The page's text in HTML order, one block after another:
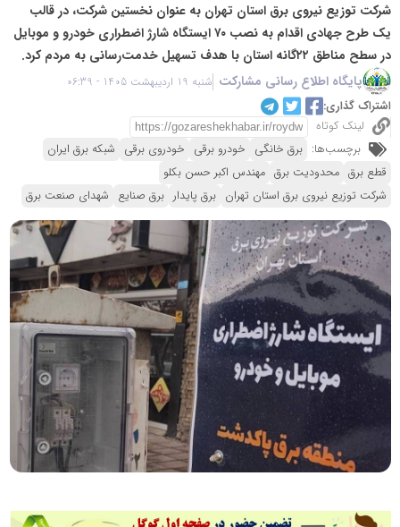
شرکت توزیع نیروی برق استان تهران به عنوان نخستین شرکت، در قالب
یک طرح جهادی اقدام به نصب ۷۰ ایستگاه شارژ اضطراری خودرو و موبایل
در سطح مناطق ۲۲گانه استان با هدف تسهیل خدمت‌رسانی به مردم کرد.
پایگاه اطلاع رسانی مشارکت شنبه 19 اردیبهشت 1405 - 06:39
اشتراک گذاری:
لینک کوتاه
برچسب‌ها: برق خانگی خودرو برقی خودروی برقی شبکه برق ایران
قطع برق محدودیت برق مهندس اکبر حسن بکلو
شرکت توزیع نیروی برق استان تهران برق پایدار برق صنایع شهدای صنعت برق